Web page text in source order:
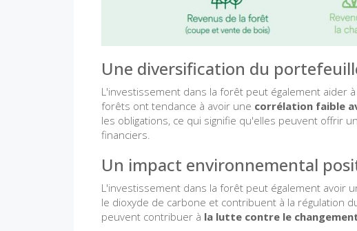
Une diversification du
L'investissement dans la forêt peut également aider à
forêts ont tendance à avoir une corrélation faible
les obligations, ce qui signifie qu'elles peuvent offrir
financiers.
Un impact environnemental
L'investissement dans la forêt peut également avoir
le dioxyde de carbone et contribuent à la régulation
peuvent contribuer à la lutte contre le